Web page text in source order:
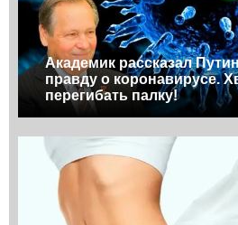
Академик рассказал
правду о коронавирусе.
перегибать палку!